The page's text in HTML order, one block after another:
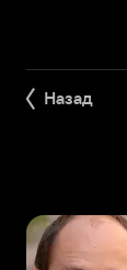
Назад